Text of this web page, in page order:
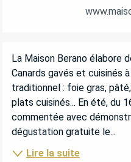
DESCRIPTION
La Maison Berano élabore
Canards gavés et cuisinés
traditionnel : foie gras,
plats cuisinés... En été, du
commentée avec
dégustation gratuite le...
Lire la suite